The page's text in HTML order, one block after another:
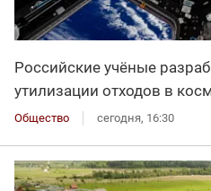
Российские учёные
утилизации отходов в
Общество сегодня, 16:30